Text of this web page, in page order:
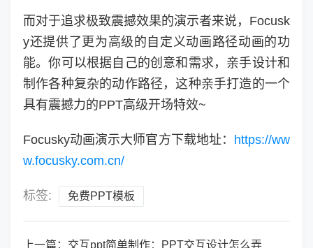
而对于追求极致震撼效果的演示者来说，Focusk
y还提供了更为高级的自定义动画路径动画的功
能。你可以根据自己的创意和需求，亲手设计和
制作各种复杂的动作路径，这种亲手打造的一个
具有震撼力的PPT高级开场特效~
Focusky动画演示大师官方下载地址： https://ww
w.focusky.com.cn/
标签: 免费PPT模板
上一篇： 交互ppt简单制作：PPT交互设计怎么弄